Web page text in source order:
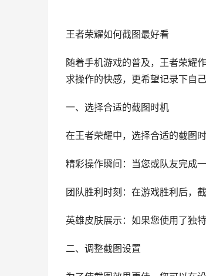
王者荣耀如何截图最好看
随着手机游戏的普及，王者荣耀
求操作的快感，更希望记录下自
一、选择合适的截图时机
在王者荣耀中，选择合适的截图
精彩操作瞬间：当您或队友完成
团队胜利时刻：在游戏胜利后，
英雄皮肤展示：如果您使用了独
二、调整截图设置